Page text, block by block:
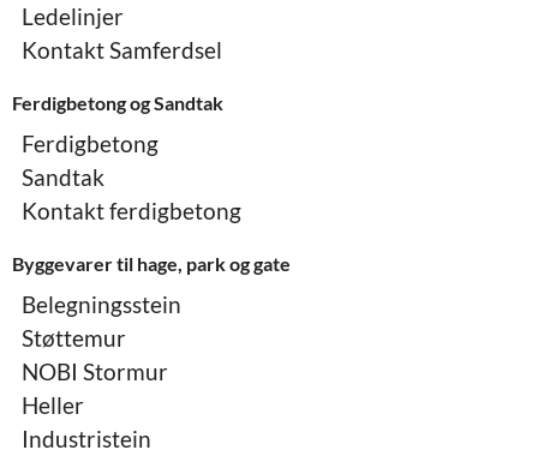
Ledelinjer
Kontakt Samferdsel
Ferdigbetong og Sandtak
Ferdigbetong
Sandtak
Kontakt ferdigbetong
Byggevarer til hage, park og gate
Belegningsstein
Støttemur
NOBI Stormur
Heller
Industristein